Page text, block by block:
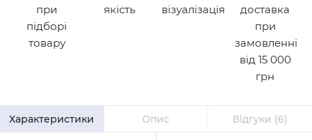
при
підборі
товару
якість
візуалізація
доставка
при
замовленні
від 15 000
грн
Характеристики Опис Відгуки (6)